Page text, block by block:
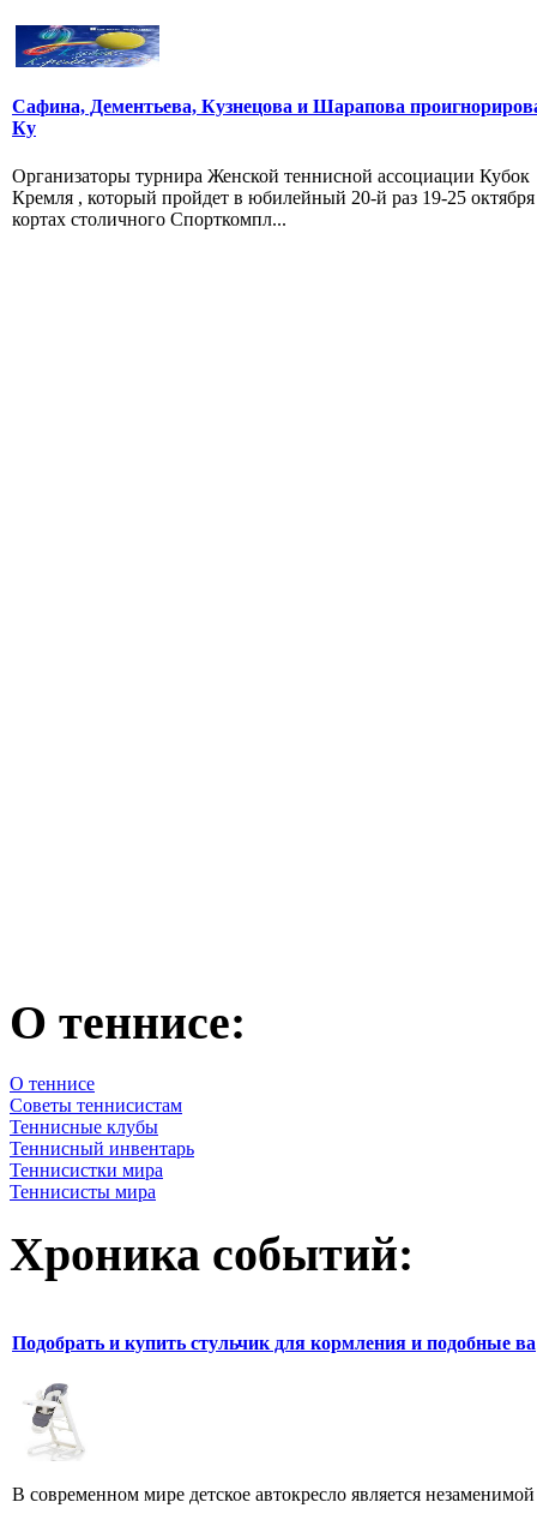
Сафина, Дементьева, Кузнецова и Шарапова
Ку
Организаторы турнира Женской теннисной ассоциации Кубок
Кремля , который пройдет в юбилейный 20-й раз 19-25
кортах столичного Спорткомпл...
О теннисе:
О теннисе
Советы теннисистам
Теннисные клубы
Теннисный инвентарь
Теннисистки мира
Теннисисты мира
Хроника событий:
Подобрать и купить стульчик для кормления и подобные ва
В современном мире детское автокресло является